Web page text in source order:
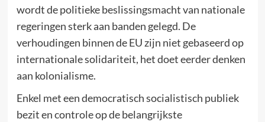
wordt de politieke beslissingsmacht van nationale
regeringen sterk aan banden gelegd. De
verhoudingen binnen de EU zijn niet gebaseerd op
internationale solidariteit, het doet eerder denken
aan kolonialisme.
Enkel met een democratisch socialistisch publiek
bezit en controle op de belangrijkste